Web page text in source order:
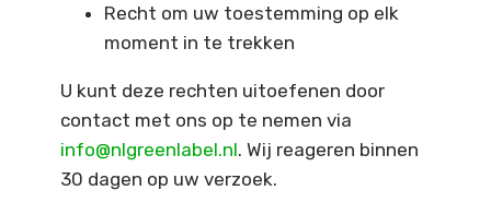
Recht om uw toestemming op elk
moment in te trekken
U kunt deze rechten uitoefenen door
contact met ons op te nemen via
info@nlgreenlabel.nl. Wij reageren binnen
30 dagen op uw verzoek.